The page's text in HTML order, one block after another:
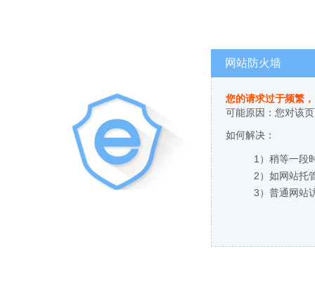
网站防火墙
您的请求过于频繁
可能原因：您对该
如何解决：
1）稍等一段
2）如网站托
3）普通网站